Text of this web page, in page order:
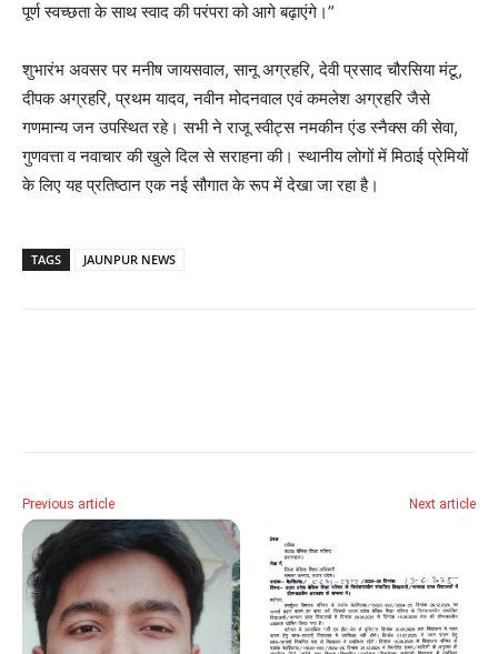
पूर्ण स्वच्छता के साथ स्वाद की परंपरा को आगे बढ़ाएंगे।”
शुभारंभ अवसर पर मनीष जायसवाल, सानू अग्रहरि, देवी प्रसाद चौरसिया मंटू,
दीपक अग्रहरि, प्रथम यादव, नवीन मोदनवाल एवं कमलेश अग्रहरि जैसे
गणमान्य जन उपस्थित रहे। सभी ने राजू स्वीट्स नमकीन एंड स्नैक्स की सेवा,
गुणवत्ता व नवाचार की खुले दिल से सराहना की। स्थानीय लोगों में मिठाई प्रेमियों
के लिए यह प्रतिष्ठान एक नई सौगात के रूप में देखा जा रहा है।
TAGS JAUNPUR NEWS
Previous article Next article